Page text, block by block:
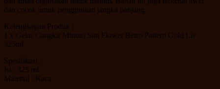
dan cocok untuk penggunaan jangka panjang.
Kelengkapan Produk :
1 x Gelas Cangkir Minum Sun Flower Retro Pattern Gold Lis
325ml
Spesifikasi :
Isi : 325 ml
Material : Kaca